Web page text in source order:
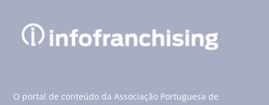
O portal de conteúdo da Associação Portuguesa de